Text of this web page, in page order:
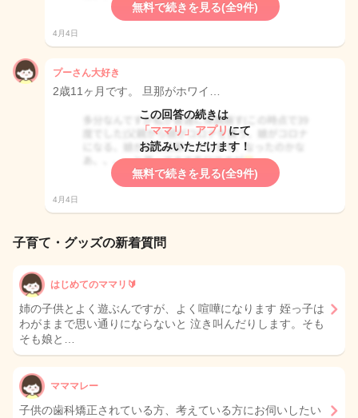
無料で続きを見る(全9件)
4月4日
プーさん大好き
2歳11ヶ月です。 旦那がホワイ…
この回答の続きは
「ママリ」アプリ にて
お読みいただけます！
無料で続きを見る(全9件)
4月4日
子育て・グッズの新着質問
はじめてのママリ🔰
姉の子供とよく遊ぶんですが、よく喧嘩になります 姪っ子は
わがままで思い通りにならないと 泣き叫んだりします。そも
そも娘と…
マママレー
子供の歯科矯正されている方、考えている方にお伺いしたい